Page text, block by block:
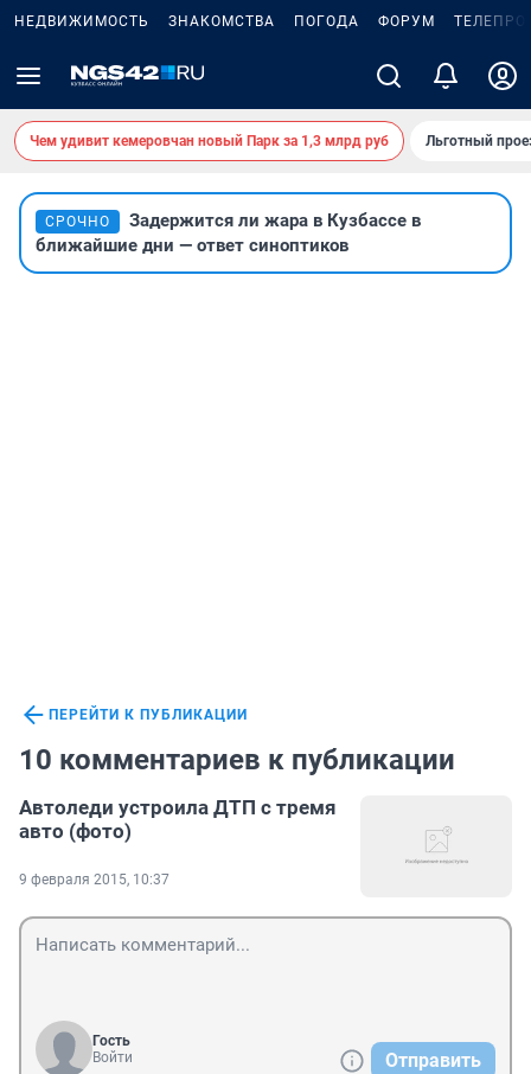
НЕДВИЖИМОСТЬ ЗНАКОМСТВА ПОГОДА ФОРУМ
Чем удивит кемеровчан новый Парк за 1,3 млрд руб Льготный
СРОЧНО
Задержится ли жара в Кузбассе в
ближайшие дни — ответ синоптиков
ПЕРЕЙТИ К ПУБЛИКАЦИИ
10 комментариев к публикации
Автоледи устроила ДТП с тремя
авто (фото)
9 февраля 2015, 10:37
Гость
Войти
Отправить